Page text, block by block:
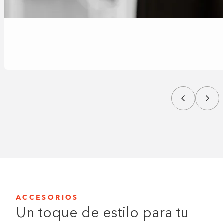
ACCESORIOS
Un toque de estilo para tu